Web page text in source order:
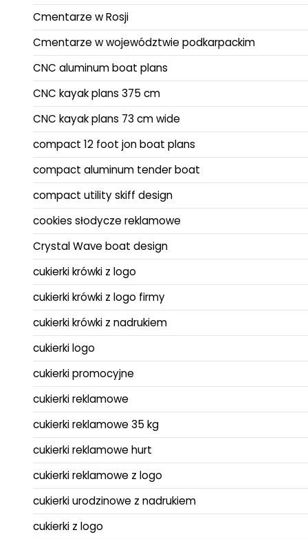
Cmentarze w Rosji
Cmentarze w województwie podkarpackim
CNC aluminum boat plans
CNC kayak plans 375 cm
CNC kayak plans 73 cm wide
compact 12 foot jon boat plans
compact aluminum tender boat
compact utility skiff design
cookies słodycze reklamowe
Crystal Wave boat design
cukierki krówki z logo
cukierki krówki z logo firmy
cukierki krówki z nadrukiem
cukierki logo
cukierki promocyjne
cukierki reklamowe
cukierki reklamowe 35 kg
cukierki reklamowe hurt
cukierki reklamowe z logo
cukierki urodzinowe z nadrukiem
cukierki z logo